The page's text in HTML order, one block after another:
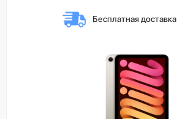
Бесплатная доставка